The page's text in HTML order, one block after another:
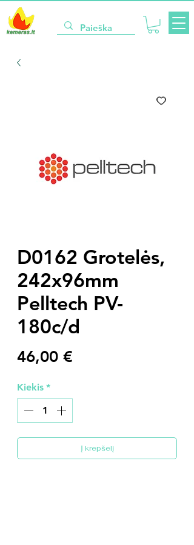
D0162 Grotelės,
242x96mm
Pelltech PV-
180c/d
46,00 €
Kiekis *
Į krepšelį